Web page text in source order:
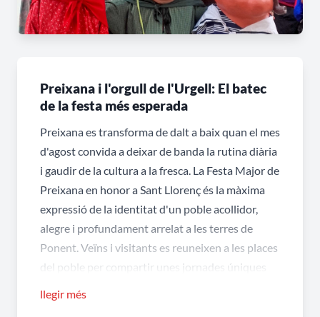
Preixana i l'orgull de l'Urgell: El batec
de la festa més esperada
Preixana es transforma de dalt a baix quan el mes
d'agost convida a deixar de banda la rutina diària
i gaudir de la cultura a la fresca. La Festa Major de
Preixana en honor a Sant Llorenç és la màxima
expressió de la identitat d'un poble acollidor,
alegre i profundament arrelat a les terres de
Ponent. Veïns i visitants es reuneixen a les places
del poble per compartir unes jornades úniques
llegir més